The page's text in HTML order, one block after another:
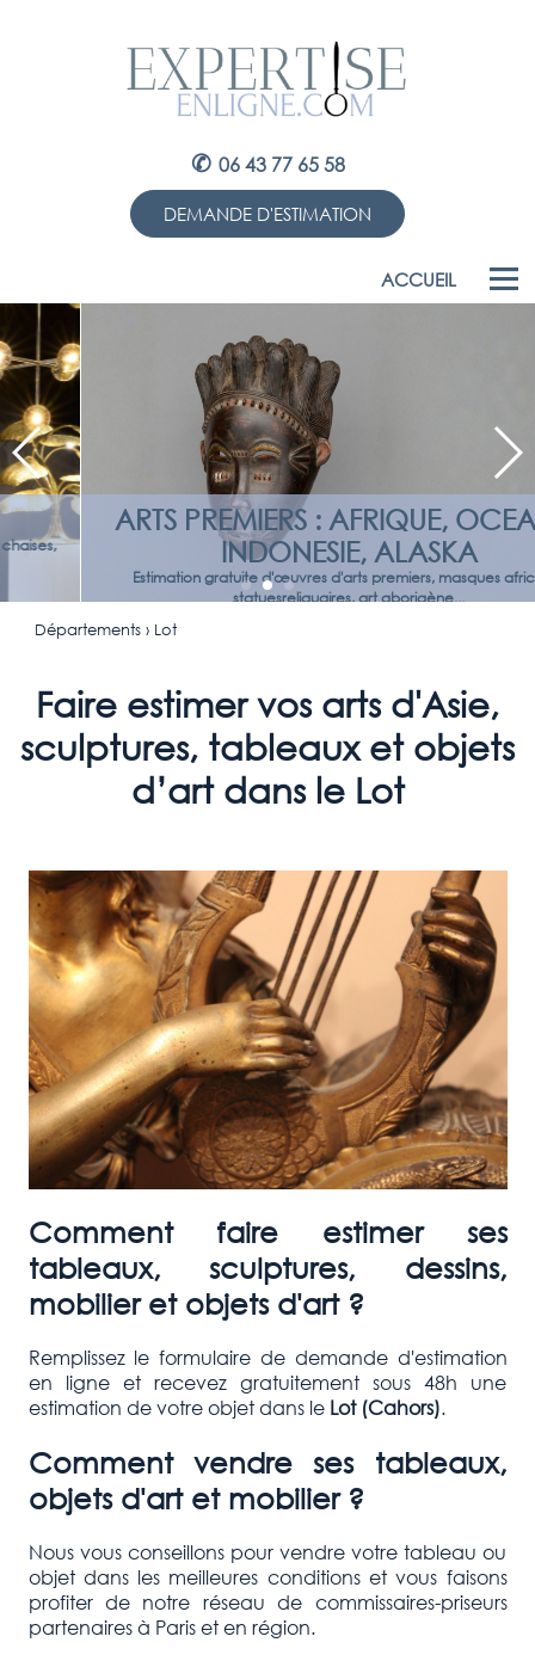
✆ 06 43 77 65 58
DEMANDE D'ESTIMATION
ACCUEIL
ARTS PREMIERS : AFRIQUE, OCEANIE,
INDONESIE, ALASKA
Estimation gratuite d'œuvres d'arts premiers, masques africains,
statuesreliquaires, art aborigène...
Départements› Lot
Faire estimer vos arts d'Asie,
sculptures, tableaux et objets
d’art dans le Lot
Comment faire estimer ses
tableaux, sculptures, dessins,
mobilier et objets d'art ?
Remplissez le formulaire de demande d'estimation
en ligne et recevez gratuitement sous 48h une
estimation de votre objet dans le Lot (Cahors).
Comment vendre ses tableaux,
objets d'art et mobilier ?
Nous vous conseillons pour vendre votre tableau ou
objet dans les meilleures conditions et vous faisons
profiter de notre réseau de commissaires-priseurs
partenaires à Paris et en région.